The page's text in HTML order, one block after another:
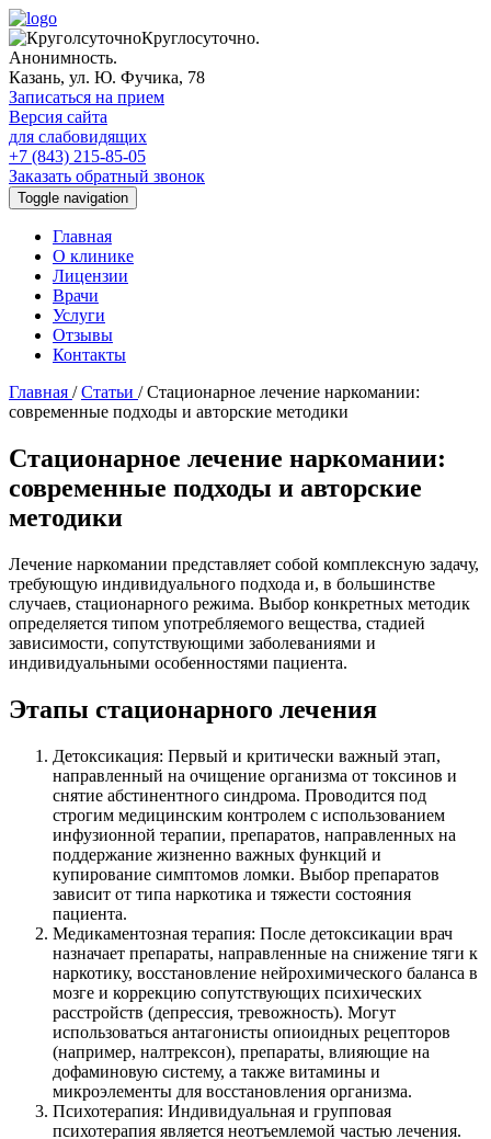
Круглосуточно.
Анонимность.
Казань, ул. Ю. Фучика, 78
Записаться на прием
Версия сайта
для слабовидящих
+7 (843) 215-85-05
Заказать обратный звонок
Toggle navigation
Главная
О клинике
Лицензии
Врачи
Услуги
Отзывы
Контакты
Главная /Статьи /Стационарное лечение наркомании:
современные подходы и авторские методики
Стационарное лечение наркомании:
современные подходы и авторские
методики
Лечение наркомании представляет собой комплексную задачу,
требующую индивидуального подхода и, в большинстве
случаев, стационарного режима. Выбор конкретных методик
определяется типом употребляемого вещества, стадией
зависимости, сопутствующими заболеваниями и
индивидуальными особенностями пациента.
Этапы стационарного лечения
Детоксикация: Первый и критически важный этап,
направленный на очищение организма от токсинов и
снятие абстинентного синдрома. Проводится под
строгим медицинским контролем с использованием
инфузионной терапии, препаратов, направленных на
поддержание жизненно важных функций и
купирование симптомов ломки. Выбор препаратов
зависит от типа наркотика и тяжести состояния
пациента.
Медикаментозная терапия: После детоксикации врач
назначает препараты, направленные на снижение тяги к
наркотику, восстановление нейрохимического баланса в
мозге и коррекцию сопутствующих психических
расстройств (депрессия, тревожность). Могут
использоваться антагонисты опиоидных рецепторов
(например, налтрексон), препараты, влияющие на
дофаминовую систему, а также витамины и
микроэлементы для восстановления организма.
Психотерапия: Индивидуальная и групповая
психотерапия является неотъемлемой частью лечения.